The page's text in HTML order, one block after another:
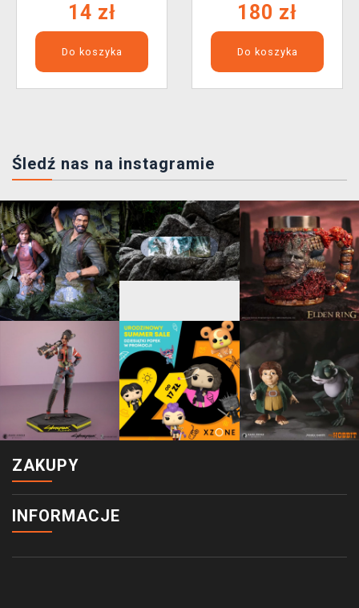
14 zł
Do koszyka
180 zł
Do koszyka
Śledź nas na instagramie
ZAKUPY
INFORMACJE